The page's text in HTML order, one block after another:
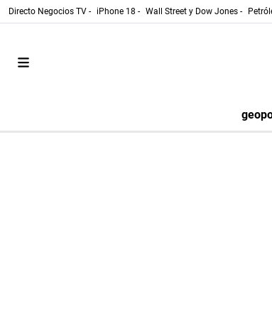
Directo Negocios TV - iPhone 18 - Wall Street y Dow Jones -